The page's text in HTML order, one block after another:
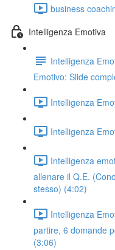
business
Intelligenza Emotiva
Intelligenza
Emotivo: Slide
Intelligenza
Intelligenza
Intelligenza
allenare il Q.E.
stesso) (4:02)
Intelligenza
partire, 6 domande
(3:06)